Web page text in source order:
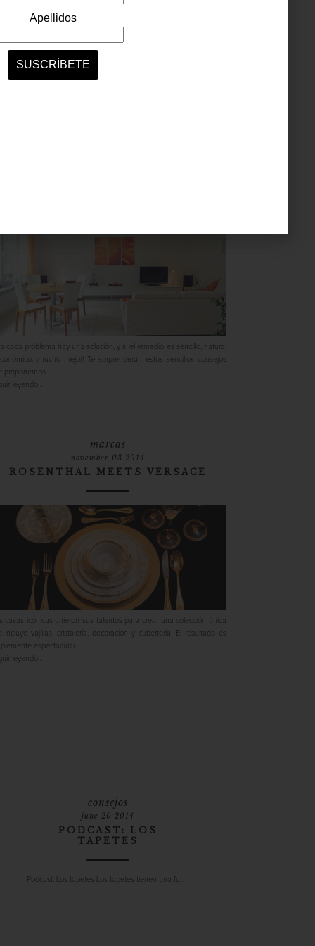
¿Ya decidiste el menú de tu cena de año nuevo?
El lomo de cerdo es un clásico en estas fechas,
que sorprenderá a todos. Ingredientes 1 kg de
lomo de cerdo 400 g de tocino 1/4 taza de aceite
cada problema hay una solución, y si el remedio es sencillo, natural
¡mucho mejor! Te sorprenderán estos sencillos consejos
proponemos.
leyendo…
marcas
november 03 2014
ROSENTHAL MEETS VERSACE
casas icónicas unieron sus talentos para crear una colección única
incluye vajillas, cristalería, decoración y cubertería. El resultado es
espectacular.
leyendo…
consejos
june 20 2014
PODCAST: LOS
TAPETES
Podcast: Los tapetes Los tapetes tienen una fu...